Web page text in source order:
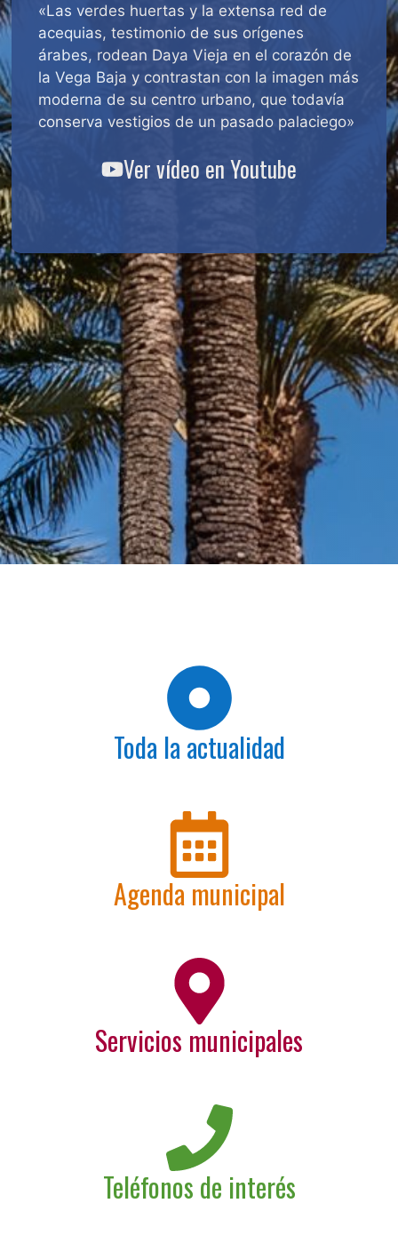
«Las verdes huertas y la extensa red de
acequias, testimonio de sus orígenes
árabes, rodean Daya Vieja en el corazón de
la Vega Baja y contrastan con la imagen más
moderna de su centro urbano, que todavía
conserva vestigios de un pasado palaciego»
Ver vídeo en Youtube
Toda la actualidad
Agenda municipal
Servicios municipales
Teléfonos de interés